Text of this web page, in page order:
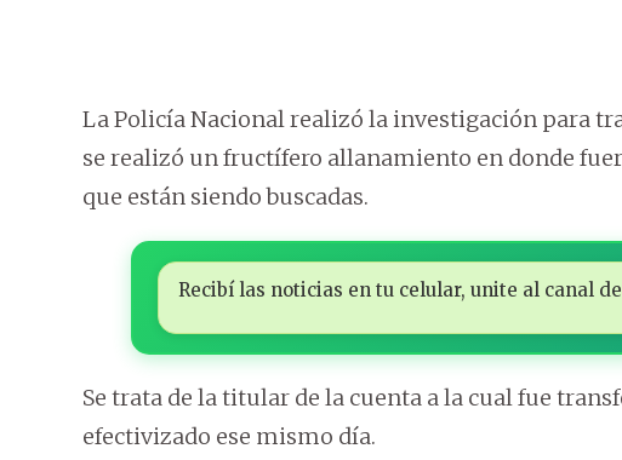
La Policía Nacional realizó la investigación para
se realizó un fructífero allanamiento en donde
que están siendo buscadas.
Recibí las noticias en tu celular, unite al canal
Se trata de la titular de la cuenta a la cual fue
efectivizado ese mismo día.